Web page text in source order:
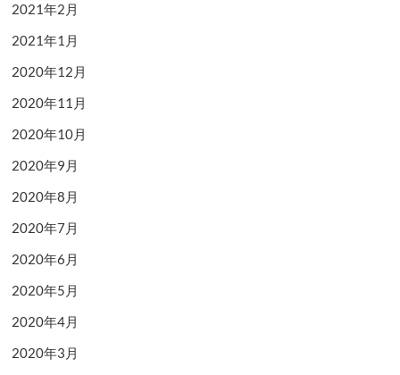
2021年2月
2021年1月
2020年12月
2020年11月
2020年10月
2020年9月
2020年8月
2020年7月
2020年6月
2020年5月
2020年4月
2020年3月